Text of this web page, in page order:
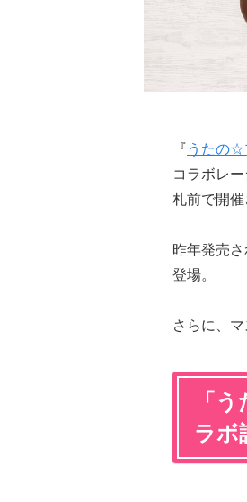
『 うたの☆
コラボレ
札前で開催
昨年発売
登場。
さらに、
「
ラボ